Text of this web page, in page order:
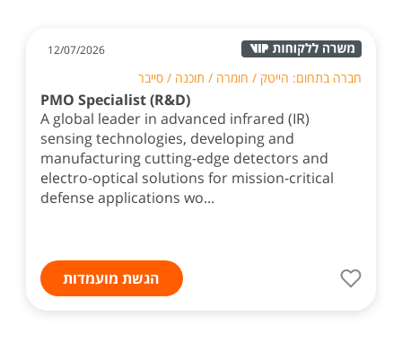
12/07/2026
חברה בתחום: הייטק / חומרה / תוכנה / סייבר
PMO Specialist (R&D)
A global leader in advanced infrared (IR)
sensing technologies, developing and
manufacturing cutting-edge detectors and
electro-optical solutions for mission-critical
defense applications wo...
הגשת מועמדות